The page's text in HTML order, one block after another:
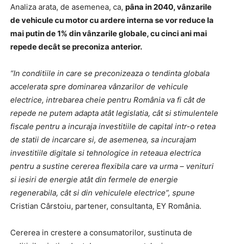
Analiza arata, de asemenea, ca, pâna in 2040, vânzarile
de vehicule cu motor cu ardere interna se vor reduce la
mai putin de 1% din vânzarile globale, cu cinci ani mai
repede decât se preconiza anterior.
“In conditiile in care se preconizeaza o tendinta globala
accelerata spre dominarea vânzarilor de vehicule
electrice, intrebarea cheie pentru România va fi cât de
repede ne putem adapta atât legislatia, cât si stimulentele
fiscale pentru a incuraja investitiile de capital intr-o retea
de statii de incarcare si, de asemenea, sa incurajam
investitiile digitale si tehnologice in reteaua electrica
pentru a sustine cererea flexibila care va urma – venituri
si iesiri de energie atât din fermele de energie
regenerabila, cât si din vehiculele electrice”, spune
Cristian Cârstoiu, partener, consultanta, EY România.
Cererea in crestere a consumatorilor, sustinuta de